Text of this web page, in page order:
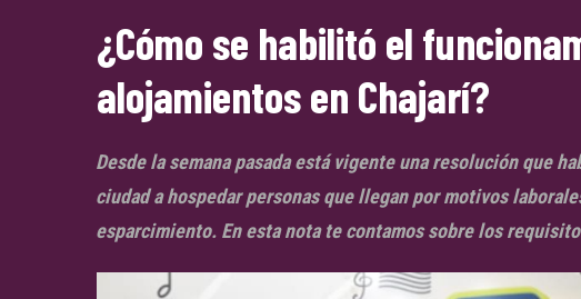
¿Cómo se habilitó el
alojamientos en Chajarí?
Desde la semana pasada está vigente una resolución que
ciudad a hospedar personas que llegan por motivos
esparcimiento. En esta nota te contamos sobre los